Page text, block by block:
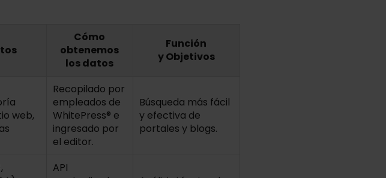
Cómo
obtenemos
los datos
Función
y Objetivos
web,
Recopilado por
empleados de
WhitePress® e
ingresado por
el editor.
Búsqueda más fácil
y efectiva de
portales y blogs.
API